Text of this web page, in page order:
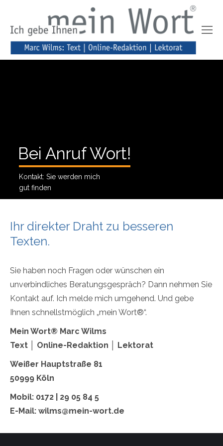
Bei Anruf Wort!
Kontakt: Sie werden mich
gut finden
Ihr direkter Draht zu besseren
Texten.
Sie haben noch Fragen oder wünschen ein
unverbindliches Beratungsgespräch? Dann nehmen Sie
Kontakt auf. Ich melde mich umgehend. Und gebe
Ihnen schnellstmöglich „mein Wort®“.
Mein Wort® Marc Wilms
Text
Online-Redaktion
Lektorat
Weißer Hauptstraße 81
50999 Köln
Mobil: 0172 | 29 05 84 5
E-Mail: wilms@mein-wort.de